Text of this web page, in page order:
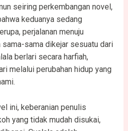
seiring perkembangan novel,
keduanya sedang
perjalanan menuju
sama dikejar sesuatu dari
berlari secara harfiah,
melalui perubahan hidup yang
ini, keberanian penulis
yang tidak mudah disukai,